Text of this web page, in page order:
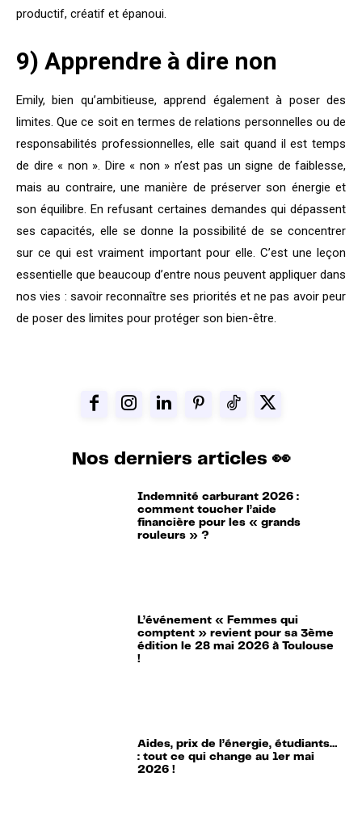
productif, créatif et épanoui.
9) Apprendre à dire non
Emily, bien qu’ambitieuse, apprend également à poser des
limites. Que ce soit en termes de relations personnelles ou de
responsabilités professionnelles, elle sait quand il est temps
de dire « non ». Dire « non » n’est pas un signe de faiblesse,
mais au contraire, une manière de préserver son énergie et
son équilibre. En refusant certaines demandes qui dépassent
ses capacités, elle se donne la possibilité de se concentrer
sur ce qui est vraiment important pour elle. C’est une leçon
essentielle que beaucoup d’entre nous peuvent appliquer dans
nos vies : savoir reconnaître ses priorités et ne pas avoir peur
de poser des limites pour protéger son bien-être.
Nos derniers articles 👀
Indemnité carburant 2026 :
comment toucher l’aide
financière pour les « grands
rouleurs » ?
L’événement « Femmes qui
comptent » revient pour sa 3ème
édition le 28 mai 2026 à Toulouse
!
Aides, prix de l’énergie, étudiants…
: tout ce qui change au 1er mai
2026 !